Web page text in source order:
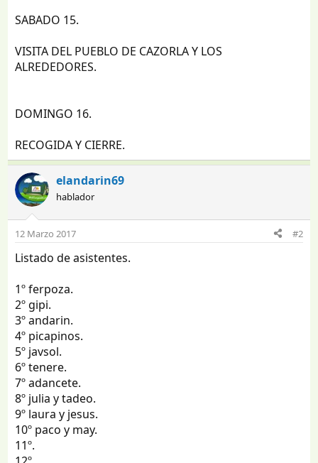
SABADO 15.
VISITA DEL PUEBLO DE CAZORLA Y LOS
ALREDEDORES.
DOMINGO 16.
RECOGIDA Y CIERRE.
elandarin69
hablador
12 Marzo 2017 #2
Listado de asistentes.
1º ferpoza.
2º gipi.
3º andarin.
4º picapinos.
5º javsol.
6º tenere.
7º adancete.
8º julia y tadeo.
9º laura y jesus.
10º paco y may.
11º.